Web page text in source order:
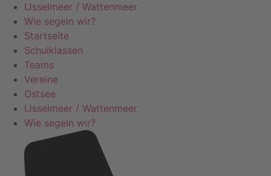
IJsselmeer / Wattenmeer
Wie segeln wir?
Startseite
Schulklassen
Teams
Vereine
Ostsee
IJsselmeer / Wattenmeer
Wie segeln wir?